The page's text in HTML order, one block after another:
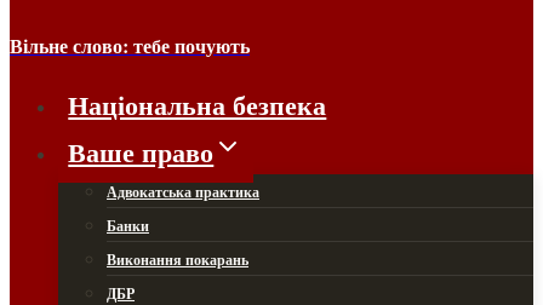
Вільне слово: тебе почують
Національна безпека
Ваше право
Адвокатська практика
Банки
Виконання покарань
ДБР